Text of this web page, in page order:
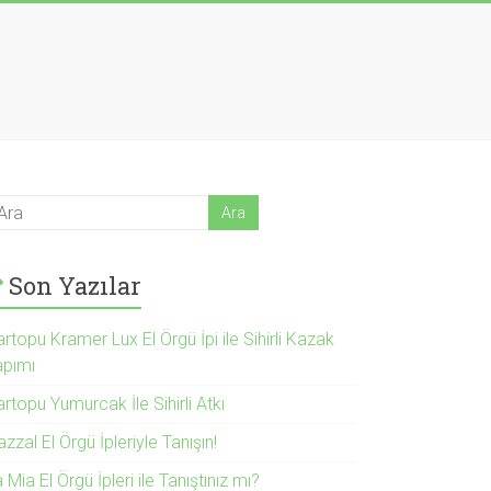
Son Yazılar
Kramer Lux El Örgü İpi ile Sihirli Kazak
Yumurcak İle Sihirli Atkı
El Örgü İpleriyle Tanışın!
Mia El Örgü İpleri ile Tanıştınız mı?